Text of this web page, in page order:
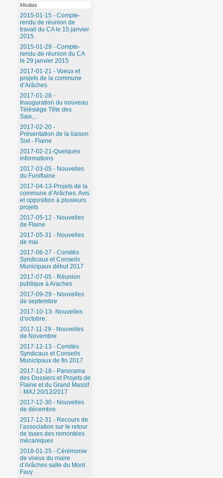
Medias
2015-01-15 - Compte-
rendu de réunion de
travail du CA le 15 janvier
2015
2015-01-29 - Compte-
rendu de réunion du CA
le 29 janvier 2015
2017-01-21 - Voeux et
projets de la commune
d’Arâches
2017-01-28 -
Inauguration du nouveau
Télésiège Tête des
Saix,...
2017-02-20 -
Présentation de la liaison
Sixt - Flaine
2017-02-21-Quelques
informations
2017-03-05 - Nouvelles
du Funiflaine
2017-04-13-Projets de la
commune d’Arâches. Avis
et opposition à plusieurs
projets
2017-05-12 - Nouvelles
de Flaine
2017-05-31 - Nouvelles
de mai
2017-06-27 - Comités
Syndicaux et Conseils
Municipaux début 2017
2017-07-05 - Réunion
publique à Araches
2017-09-29 - Nouvelles
de septembre
2017-10-13- Nouvelles
d’octobre.
2017-11-29 - Nouvelles
de Novembre
2017-12-13 - Comités
Syndicaux et Conseils
Municipaux de fin 2017
2017-12-18 - Panorama
des Dossiers et Projets de
Flaine et du Grand Massif
- MAJ 20/12/2017
2017-12-30 - Nouvelles
de décembre
2017-12-31 - Recours de
l’association sur le retour
de taxes des remontées
mécaniques
2018-01-25 - Cérémonie
de voeux du maire
d’Arâches salle du Mont
Favy